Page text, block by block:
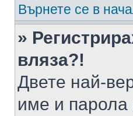
Върнете се в
»
вляза?!
Двете най-
име и парола